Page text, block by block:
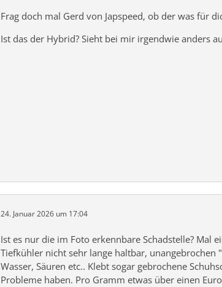
Frag doch mal Gerd von Japspeed, ob der was für
Ist das der Hybrid? Sieht bei mir irgendwie anders
24. Januar 2026 um 17:04
Ist es nur die im Foto erkennbare Schadstelle? Mal
Tiefkühler nicht sehr lange haltbar, unangebrochen
Wasser, Säuren etc.. Klebt sogar gebrochene
Probleme haben. Pro Gramm etwas über einen